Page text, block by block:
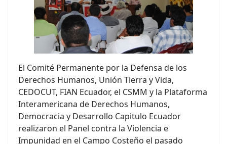
El Comité Permanente por la Defensa de los
Derechos Humanos, Unión Tierra y Vida,
CEDOCUT, FIAN Ecuador, el CSMM y la Plataforma
Interamericana de Derechos Humanos,
Democracia y Desarrollo Capitulo Ecuador
realizaron el Panel contra la Violencia e
Impunidad en el Campo Costeño el pasado